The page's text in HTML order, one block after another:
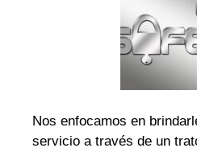
Nos enfocamos en
servicio a través de un